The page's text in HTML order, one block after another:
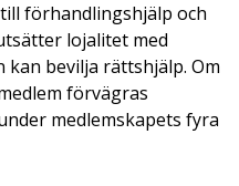
förhandlingshjälp och
lojalitet med
bevilja rättshjälp. Om
förvägras
medlemskapets fyra